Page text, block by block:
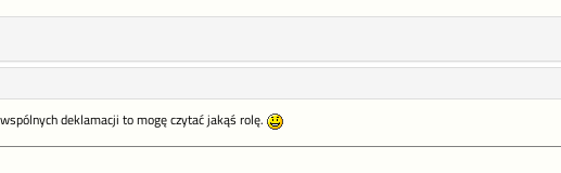
deklamacji to mogę czytać jakąś rolę.